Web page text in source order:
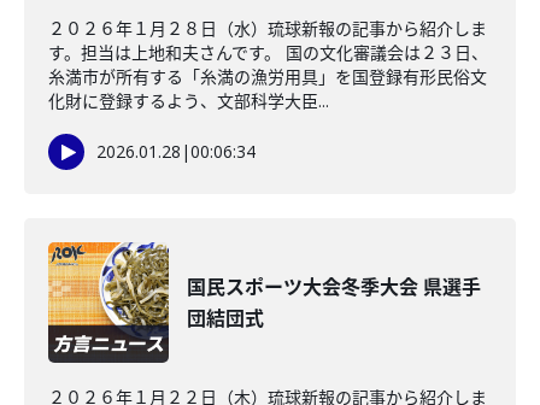
２０２６年１月２８日（水）琉球新報の記事から紹介しま
す。担当は上地和夫さんです。 国の文化審議会は２３日、
糸満市が所有する「糸満の漁労用具」を国登録有形民俗文
化財に登録するよう、文部科学大臣...
2026.01.28 |00:06:34
国民スポーツ大会冬季大会 県選手
団結団式
２０２６年１月２２日（木）琉球新報の記事から紹介しま